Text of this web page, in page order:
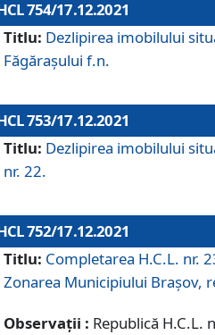
754/17.12.2021
Titlu: Dezlipirea imobilului
Făgărașului f.n.
753/17.12.2021
Titlu: Dezlipirea imobilului
nr. 22.
752/17.12.2021
Titlu: Completarea H.C.L. nr.
Zonarea Municipiului Braşov,
Observații : Republică H.C.L.